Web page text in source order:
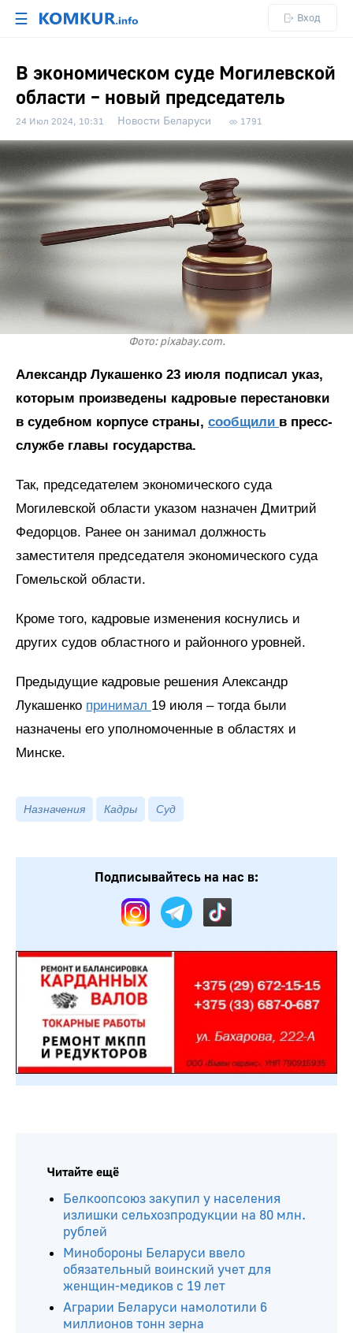
☰ Вход
В экономическом суде Могилевской
области – новый председатель
24 Июл 2024, 10:31 Новости Беларуси 1791
Фото: pixabay.com.
Александр Лукашенко 23 июля подписал указ,
которым произведены кадровые перестановки
в судебном корпусе страны, сообщили в пресс-
службе главы государства.
Так, председателем экономического суда
Могилевской области указом назначен Дмитрий
Федорцов. Ранее он занимал должность
заместителя председателя экономического суда
Гомельской области.
Кроме того, кадровые изменения коснулись и
других судов областного и районного уровней.
Предыдущие кадровые решения Александр
Лукашенко принимал 19 июля – тогда были
назначены его уполномоченные в областях и
Минске.
Назначения Кадры Суд
Подписывайтесь на нас в:
Читайте ещё
Белкоопсоюз закупил у населения
излишки сельхозпродукции на 80 млн.
рублей
Минобороны Беларуси ввело
обязательный воинский учет для
женщин-медиков с 19 лет
Аграрии Беларуси намолотили 6
миллионов тонн зерна